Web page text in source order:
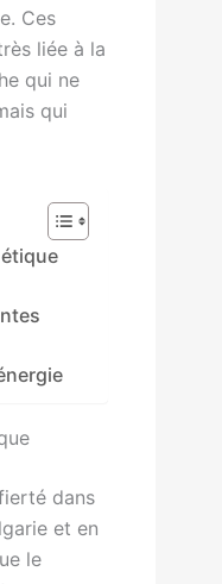
Ces
liée à la
qui ne
qui
dans
et en
le